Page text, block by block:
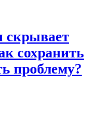
скрывает
сохранить
проблему?